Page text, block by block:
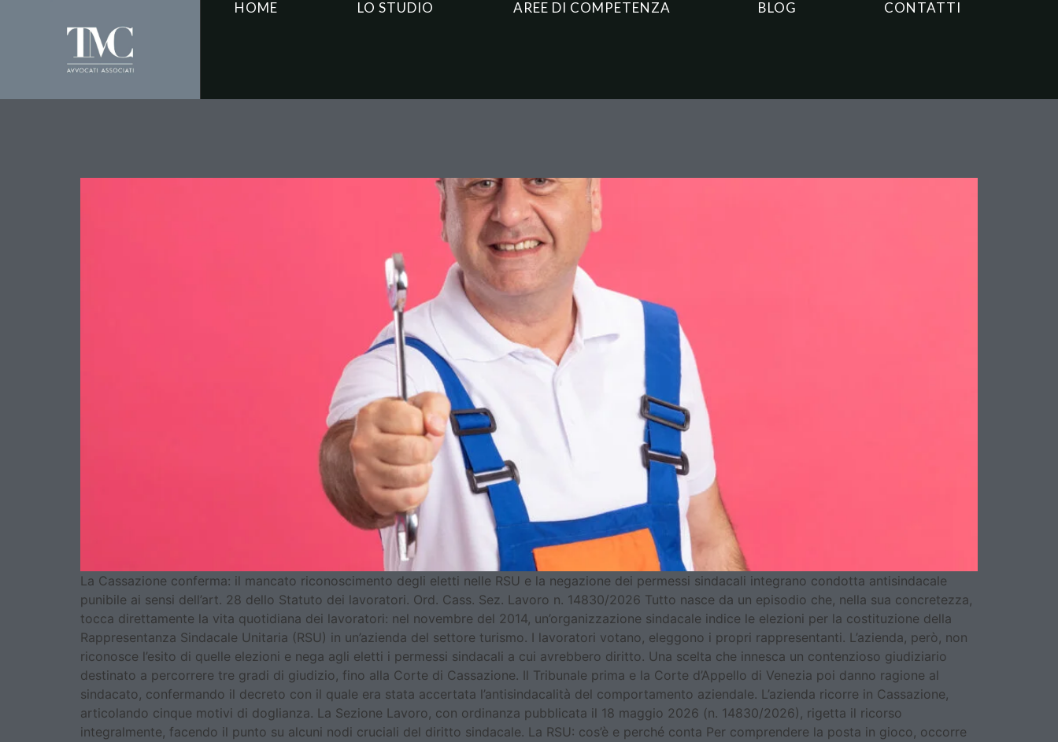
HOME LO STUDIO AREE DI COMPETENZA BLOG CONTATTI
La Cassazione conferma: il mancato riconoscimento degli eletti nelle RSU e la negazione dei permessi sindacali integrano condotta antisindacale
punibile ai sensi dell’art. 28 dello Statuto dei lavoratori. Ord. Cass. Sez. Lavoro n. 14830/2026 Tutto nasce da un episodio che, nella sua concretezza,
tocca direttamente la vita quotidiana dei lavoratori: nel novembre del 2014, un’organizzazione sindacale indice le elezioni per la costituzione della
Rappresentanza Sindacale Unitaria (RSU) in un’azienda del settore turismo. I lavoratori votano, eleggono i propri rappresentanti. L’azienda, però, non
riconosce l’esito di quelle elezioni e nega agli eletti i permessi sindacali a cui avrebbero diritto. Una scelta che innesca un contenzioso giudiziario
destinato a percorrere tre gradi di giudizio, fino alla Corte di Cassazione. Il Tribunale prima e la Corte d’Appello di Venezia poi danno ragione al
sindacato, confermando il decreto con il quale era stata accertata l’antisindacalità del comportamento aziendale. L’azienda ricorre in Cassazione,
articolando cinque motivi di doglianza. La Sezione Lavoro, con ordinanza pubblicata il 18 maggio 2026 (n. 14830/2026), rigetta il ricorso
integralmente, facendo il punto su alcuni nodi cruciali del diritto sindacale. La RSU: cos’è e perché conta Per comprendere la posta in gioco, occorre